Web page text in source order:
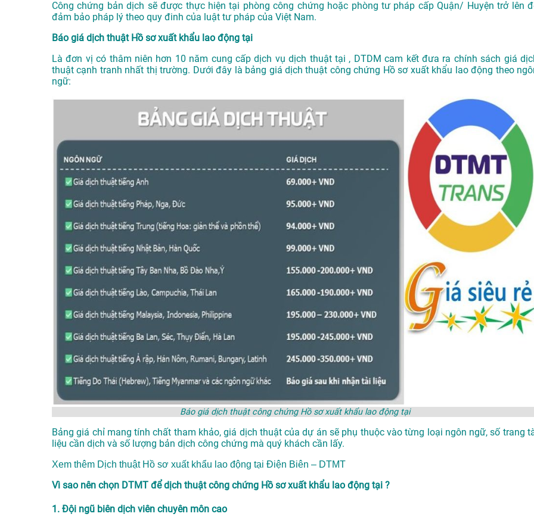
Công chứng bản dịch sẽ được thực hiện tại phòng công chứng hoặc phòng tư pháp cấp Quận/ Huyện trở lên
đảm bảo pháp lý theo quy đinh của luật tư pháp của Việt Nam.
Báo giá dịch thuật Hồ sơ xuất khẩu lao động tại
Là đơn vị có thâm niên hơn 10 năm cung cấp dịch vụdịch thuật tại , DTDM cam kết đưa ra chính sách giá
thuật cạnh tranh nhất thị trường. Dưới đây là bảng giá dịch thuật công chứng Hồ sơ xuất khẩu lao động theo
ngữ:
Báo giá dịch thuật công chứng Hồ sơ xuất khẩu lao động tại
Bảng giá chỉ mang tính chất tham khảo, giá dịch thuật của dự án sẽ phụ thuộc vào từng loại ngôn ngữ, số trang
liệu cần dịch và số lượng bản dịch công chứng mà quý khách cần lấy.
Xem thêm Dịch thuật Hồ sơ xuất khẩu lao động tại Điện Biên – DTMT
Vì sao nên chọn DTMT để dịch thuật công chứng Hồ sơ xuất khẩu lao động tại ?
1. Đội ngũ biên dịch viên chuyên môn cao